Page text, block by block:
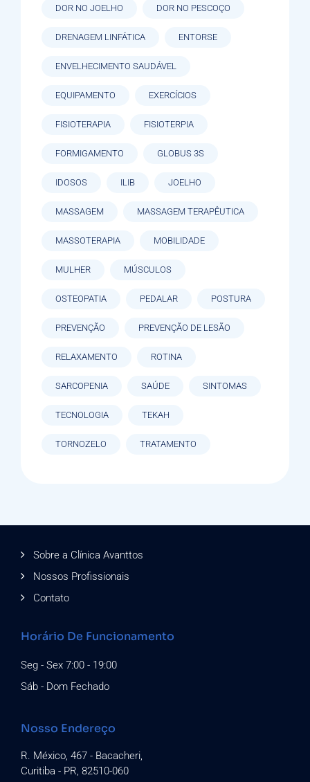
DOR NO JOELHO DOR NO PESCOÇO
DRENAGEM LINFÁTICA ENTORSE
ENVELHECIMENTO SAUDÁVEL
EQUIPAMENTO EXERCÍCIOS
FISIOTERAPIA FISIOTERPIA
FORMIGAMENTO GLOBUS 3S
IDOSOS ILIB JOELHO
MASSAGEM MASSAGEM TERAPÊUTICA
MASSOTERAPIA MOBILIDADE
MULHER MÚSCULOS
OSTEOPATIA PEDALAR POSTURA
PREVENÇÃO PREVENÇÃO DE LESÃO
RELAXAMENTO ROTINA
SARCOPENIA SAÚDE SINTOMAS
TECNOLOGIA TEKAH
TORNOZELO TRATAMENTO
Sobre a Clínica Avanttos
Nossos Profissionais
Contato
Horário De Funcionamento
Seg - Sex 7:00 - 19:00
Sáb - Dom Fechado
Nosso Endereço
R. México, 467 - Bacacheri,
Curitiba - PR, 82510-060